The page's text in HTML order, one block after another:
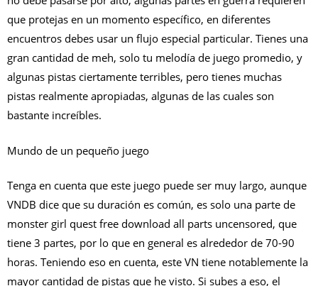
que protejas en un momento específico, en diferentes
encuentros debes usar un flujo especial particular. Tienes una
gran cantidad de meh, solo tu melodía de juego promedio, y
algunas pistas ciertamente terribles, pero tienes muchas
pistas realmente apropiadas, algunas de las cuales son
bastante increíbles.
Mundo de un pequeño juego
Tenga en cuenta que este juego puede ser muy largo, aunque
VNDB dice que su duración es común, es solo una parte de
monster girl quest free download all parts uncensored, que
tiene 3 partes, por lo que en general es alrededor de 70-90
horas. Teniendo eso en cuenta, este VN tiene notablemente la
mayor cantidad de pistas que he visto. Si subes a eso, el